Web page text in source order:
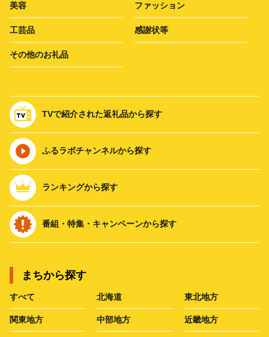
美容 ファッション
工芸品 感謝状等
その他のお礼品
TVで紹介された返礼品から探す
ふるラボチャンネルから探す
ランキングから探す
番組・特集・キャンペーンから探す
まちから探す
すべて 北海道 東北地方
関東地方 中部地方 近畿地方